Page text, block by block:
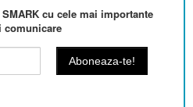
cu cele mai importante
comunicare